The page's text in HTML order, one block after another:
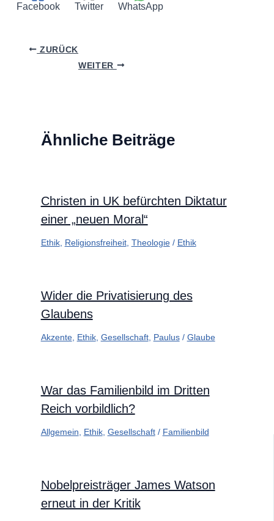
Facebook Twitter WhatsApp
ZURÜCK
WEITER
Ähnliche Beiträge
Christen in UK befürchten Diktatur
einer „neuen Moral“
Ethik, Religionsfreiheit, Theologie/ Ethik
Wider die Privatisierung des
Glaubens
Akzente, Ethik, Gesellschaft, Paulus/ Glaube
War das Familienbild im Dritten
Reich vorbildlich?
Allgemein Ethik, Gesellschaft/ Familienbild
Nobelpreisträger James Watson
erneut in der Kritik